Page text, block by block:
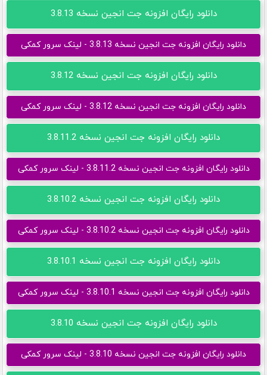
دانلود رایگان افزونه جت انجین نسخه 3.8.13
دانلود رایگان افزونه جت انجین نسخه 3.8.13 - لینک سرور کمکی
دانلود رایگان افزونه جت انجین نسخه 3.8.12
دانلود رایگان افزونه جت انجین نسخه 3.8.12 - لینک سرور کمکی
دانلود رایگان افزونه جت انجین نسخه 3.8.11.2
دانلود رایگان افزونه جت انجین نسخه 3.8.11.2 - لینک سرور کمکی
دانلود رایگان افزونه جت انجین نسخه 3.8.10.2
دانلود رایگان افزونه جت انجین نسخه 3.8.10.2 - لینک سرور کمکی
دانلود رایگان افزونه جت انجین نسخه 3.8.10.1
دانلود رایگان افزونه جت انجین نسخه 3.8.10.1 - لینک سرور کمکی
دانلود رایگان افزونه جت انجین نسخه 3.8.10
دانلود رایگان افزونه جت انجین نسخه 3.8.10 - لینک سرور کمکی